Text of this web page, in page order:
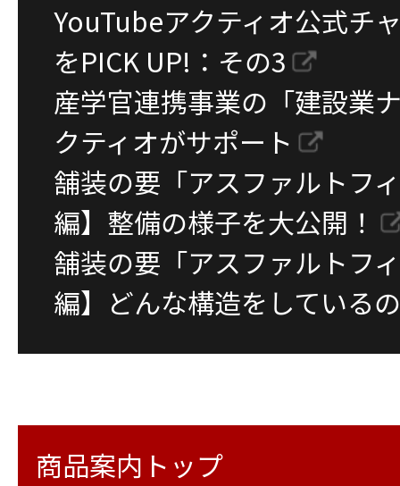
YouTubeアクティオ公式チ
をPICK UP!：その3
産学官連携事業の「建設業
クティオがサポート
舗装の要「アスファルトフ
編】整備の様子を大公開！
舗装の要「アスファルトフ
編】どんな構造をしている
商品案内トップ